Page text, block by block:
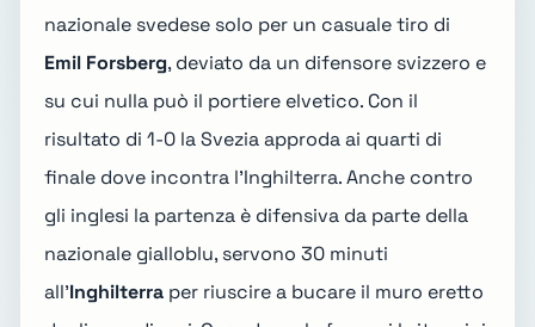
nazionale svedese solo per un casuale tiro di
Emil Forsberg, deviato da un difensore svizzero e
su cui nulla può il portiere elvetico. Con il
risultato di 1-0 la Svezia approda ai quarti di
finale dove incontra l'Inghilterra. Anche contro
gli inglesi la partenza è difensiva da parte della
nazionale gialloblu, servono 30 minuti
all'Inghilterra per riuscire a bucare il muro eretto